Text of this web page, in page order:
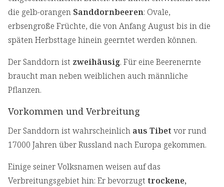
die gelb-orangen Sanddornbeeren: Ovale,
erbsengroße Früchte, die von Anfang August bis in die
späten Herbsttage hinein geerntet werden können.
Der Sanddorn ist zweihäusig. Für eine Beerenernte
braucht man neben weiblichen auch männliche
Pflanzen.
Vorkommen und Verbreitung
Der Sanddorn ist wahrscheinlich aus Tibet vor rund
17000 Jahren über Russland nach Europa gekommen.
Einige seiner Volksnamen weisen auf das
Verbreitungsgebiet hin: Er bevorzugt trockene,